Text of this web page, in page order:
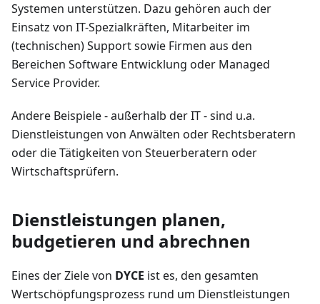
Systemen unterstützen. Dazu gehören auch der
Einsatz von IT-Spezialkräften, Mitarbeiter im
(technischen) Support sowie Firmen aus den
Bereichen Software Entwicklung oder Managed
Service Provider.
Andere Beispiele - außerhalb der IT - sind u.a.
Dienstleistungen von Anwälten oder Rechtsberatern
oder die Tätigkeiten von Steuerberatern oder
Wirtschaftsprüfern.
Dienstleistungen planen,
budgetieren und abrechnen
Eines der Ziele von DYCE ist es, den gesamten
Wertschöpfungsprozess rund um Dienstleistungen